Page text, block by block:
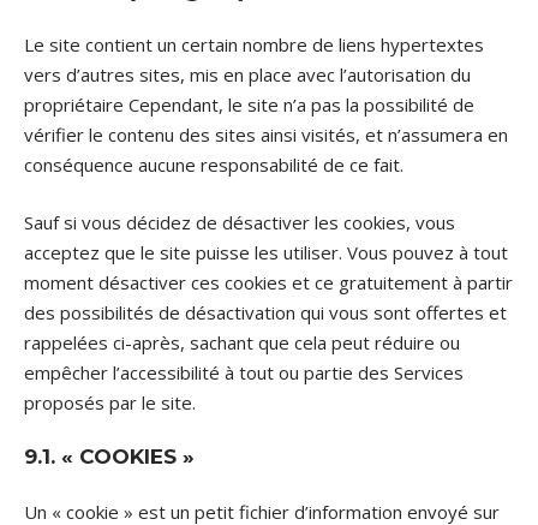
Le site contient un certain nombre de liens hypertextes
vers d’autres sites, mis en place avec l’autorisation du
propriétaire Cependant, le site n’a pas la possibilité de
vérifier le contenu des sites ainsi visités, et n’assumera en
conséquence aucune responsabilité de ce fait.
Sauf si vous décidez de désactiver les cookies, vous
acceptez que le site puisse les utiliser. Vous pouvez à tout
moment désactiver ces cookies et ce gratuitement à partir
des possibilités de désactivation qui vous sont offertes et
rappelées ci-après, sachant que cela peut réduire ou
empêcher l’accessibilité à tout ou partie des Services
proposés par le site.
9.1. « COOKIES »
Un « cookie » est un petit fichier d’information envoyé sur